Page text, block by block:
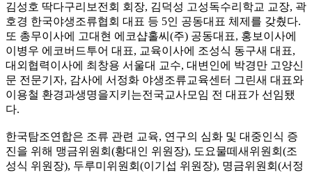
김성호 딱다구리보전회 회장, 김덕성 고성독수리학교 교장, 곽
호경 한국야생조류협회 대표 등 5인 공동대표 체제를 갖췄다.
또 총무이사에 고대현 에코샵홀씨(주) 공동대표, 홍보이사에
이병우 에코버드투어 대표, 교육이사에 조성식 동구새 대표,
대외협력이사에 최창용 서울대 교수, 대변인에 박경만 고양신
문 전문기자, 감사에 서정화 야생조류교육센터 그린새 대표와
이용철 환경과생명을지키는전국교사모임 전 대표가 선임됐
다.
한국탐조연합은 조류 관련 교육, 연구의 심화 및 대중인식 증
진을 위해 맹금위원회(황대인 위원장), 도요물떼새위원회(조
성식 위원장), 두루미위원회(이기섭 위원장), 명금위원회(서정